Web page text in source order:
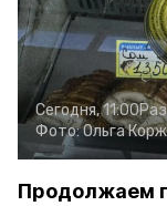
Сегодня, 11:00
Фото:Ольга
Продолжаем